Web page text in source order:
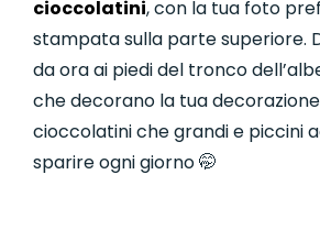
cioccolatini, con la tua foto
stampata sulla parte superiore.
da ora ai piedi del tronco
che decorano la tua
cioccolatini che grandi e piccini
sparire ogni giorno 🤭